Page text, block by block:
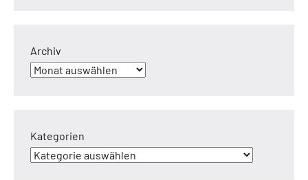
Archiv
Kategorien